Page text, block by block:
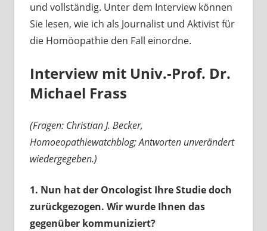
und vollständig. Unter dem Interview können
Sie lesen, wie ich als Journalist und Aktivist für
die Homöopathie den Fall einordne.
Interview mit Univ.-Prof. Dr.
Michael Frass
(Fragen: Christian J. Becker,
Homoeopathiewatchblog; Antworten unverändert
wiedergegeben.)
1. Nun hat der Oncologist Ihre Studie doch
zurückgezogen. Wir wurde Ihnen das
gegenüber kommuniziert?